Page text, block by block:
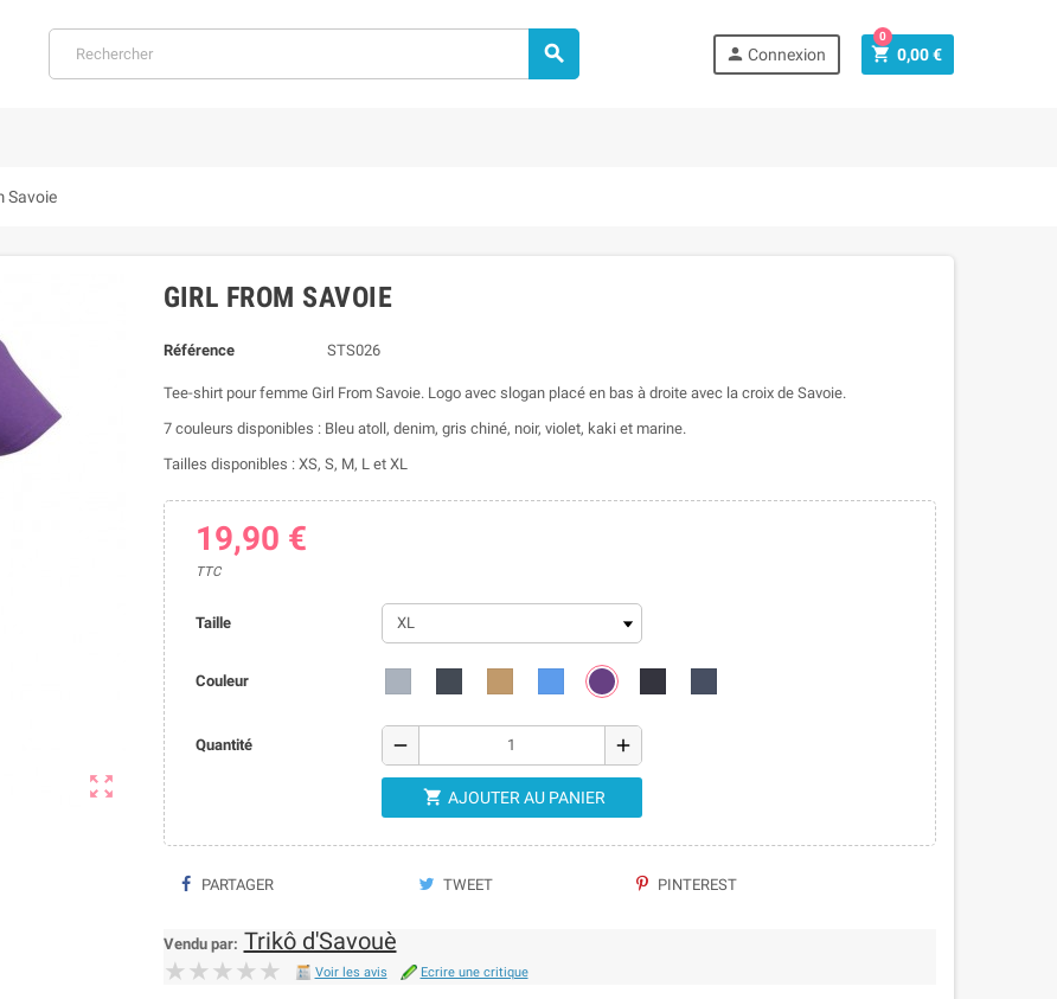
  Connexion  0,00 €
0
Savoie

GIRL FROM SAVOIE
Référence STS026
Tee-shirt pour femme Girl From Savoie. Logo avec slogan placé en bas à droite avec la croix de Savoie.
7 couleurs disponibles : Bleu atoll, denim, gris chiné, noir, violet, kaki et marine.
Tailles disponibles : XS, S, M, L et XL
19,90 €
TTC
Taille
Couleur
Quantité remove add
 AJOUTER AU PANIER
PARTAGER TWEET PINTEREST
Vendu par: Trikô d'Savouè
★★★★★
★★★★★ Voir les avis Ecrire une critique